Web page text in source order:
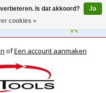
ofEen account aanmaken
Is dat akkoord?
Ja
cookies »